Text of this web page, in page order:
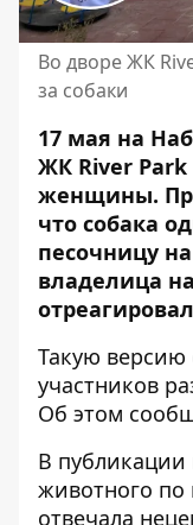
Во дворе ЖК
за собаки
17 мая на
ЖК River Park
женщины.
что собака
песочницу
владелица
Такую версию
участников
Об этом
В публикации
животного по
отвечала